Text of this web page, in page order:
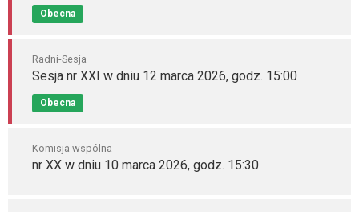
Obecna
Radni-Sesja
Sesja nr XXI w dniu 12 marca 2026, godz. 15:00
Obecna
Komisja wspólna
nr XX w dniu 10 marca 2026, godz. 15:30